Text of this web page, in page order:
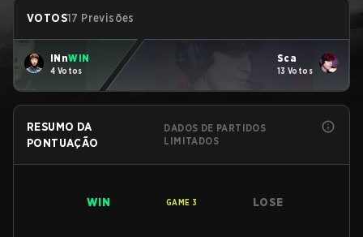
VOTOS17 Previsões
INnWIN
4 Votos
Sca
13 Votos
RESUMO DA
PONTUAÇÃO
DADOS DE PARTIDOS
LIMITADOS
WIN GAME 3 LOSE